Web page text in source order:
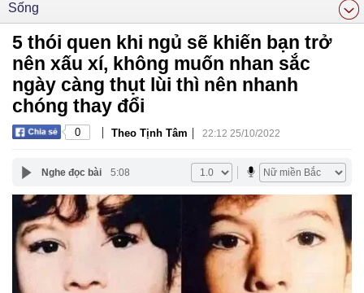
Sống
5 thói quen khi ngủ sẽ khiến bạn trở
nên xấu xí, không muốn nhan sắc
ngày càng thụt lùi thì nên nhanh
chóng thay đổi
0 | Theo Tịnh Tâm | 22:12 25/10/2022
Nghe đọc bài 5:08